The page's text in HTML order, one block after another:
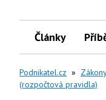
Články
Podnikatel.cz » Zákony
(rozpočtová pravidla)